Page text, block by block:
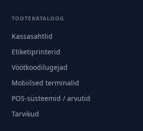
TOOTEKATALOOG
Kassasahtlid
Etiketiprinterid
Vöötkoodilugejad
Mobiilsed terminalid
POS-süsteemid / arvutid
Tarvikud